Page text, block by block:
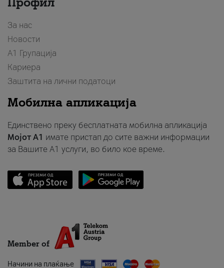
За нас
Новости
А1 Групација
Кариера
Заштита на лични податоци
Мобилна апликација
Единствено преку бесплатната мобилна апликација
Мојот A1 имате пристап до сите важни информации
за Вашите A1 услуги, во било кое време.
Member of
Начини на плаќање